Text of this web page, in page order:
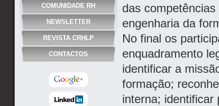
COMUNIDADE RH
NEWSLETTER
REVISTA CRHLP
CONTACTOS
das
engenharia da
No final os
enquadramento
identificar a
formação;
interna; identificar